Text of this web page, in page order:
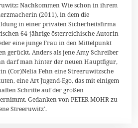
Nachkommen Wie schon in ihrem
(2011), in dem die
in einer privaten Sicherheitsfirma
64-jährige österreichische Autorin
eine junge Frau in den Mittelpunkt
gerückt. Anders als jene Amy Schreiber
darf man hinter der neuen Hauptfigur,
(Cor)Nelia Fehn eine Streeruwitzsche
eine Art Jugend-Ego, das mit einigem
Schritte auf der großen
Gedanken von PETER MOHR zu
Streeruwitz’.